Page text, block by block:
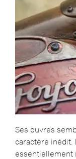
Ses ouvres
caractère inédit.
essentiellement